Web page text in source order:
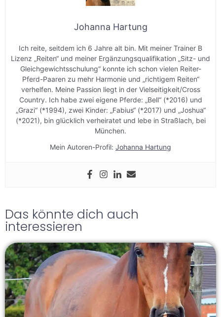
Johanna Hartung
Ich reite, seitdem ich 6 Jahre alt bin. Mit meiner Trainer B
Lizenz „Reiten“ und meiner Ergänzungsqualifikation „Sitz- und
Gleichgewichtsschulung“ konnte ich schon vielen Reiter-
Pferd-Paaren zu mehr Harmonie und „richtigem Reiten“
verhelfen. Meine Passion liegt in der Vielseitigkeit/Cross
Country. Ich habe zwei eigene Pferde: „Bell“ (*2016) und
„Grazi“ (*1994), zwei Kinder: „Fabius“ (*2017) und „Joshua“
(*2021), bin glücklich verheiratet und lebe in Straßlach, bei
München.
Mein Autoren-Profil: Johanna Hartung
Das könnte dich auch
interessieren